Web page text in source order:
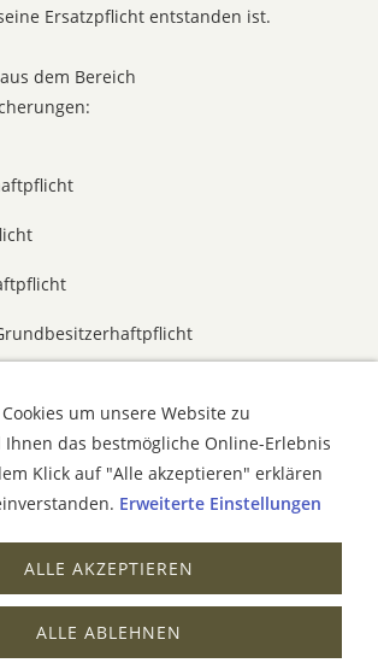
Ersatzpflicht entstanden ist.
dem Bereich
Sie hierzu näher und bieten Ihnen
Sprechen Sie uns einfach an.
KONTAKT
DATENSCHUTZ
um unsere Website zu
das bestmögliche Online-Erlebnis
Klick auf "Alle akzeptieren" erklären
Erweiterte Einstellungen
ALLE AKZEPTIEREN
ALLE ABLEHNEN